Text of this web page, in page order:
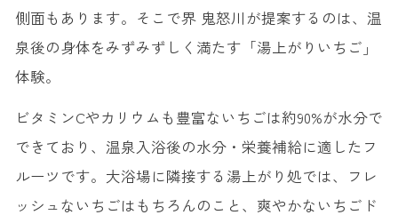
側面もあります。そこで界 鬼怒川が提案するのは、温
泉後の身体をみずみずしく満たす「湯上がりいちご」
体験。
ビタミンCやカリウムも豊富ないちごは約90%が水分で
できており、温泉入浴後の水分・栄養補給に適したフ
ルーツです。大浴場に隣接する湯上がり処では、フレ
ッシュないちごはもちろんのこと、爽やかないちごド